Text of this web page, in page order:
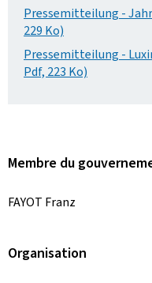
Pressemitteilung -
229 Ko)
Pressemitteilung -
Pdf, 223 Ko)
Membre du
FAYOT Franz
Organisation